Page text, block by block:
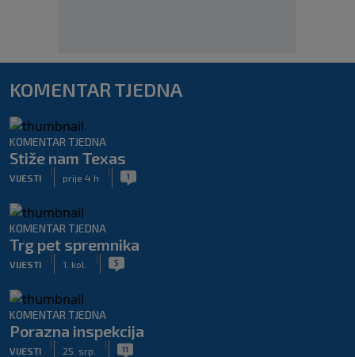
KOMENTAR TJEDNA
KOMENTAR TJEDNA
Stiže nam Texas
VIJESTI
|
prije 4 h
| 1
KOMENTAR TJEDNA
Trg pet spremnika
VIJESTI
|
1. kol.
| 5
KOMENTAR TJEDNA
Porazna inspekcija
VIJESTI
|
25. srp.
| 11